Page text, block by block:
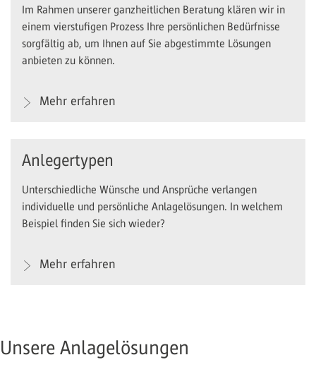
Im Rahmen unserer ganzheitlichen Beratung klären wir in
einem vierstufigen Prozess Ihre persönlichen Bedürfnisse
sorgfältig ab, um Ihnen auf Sie abgestimmte Lösungen
anbieten zu können.
Mehr erfahren
Anlegertypen
Unterschiedliche Wünsche und Ansprüche verlangen
individuelle und persönliche Anlagelösungen. In welchem
Beispiel finden Sie sich wieder?
Mehr erfahren
Unsere Anlagelösungen